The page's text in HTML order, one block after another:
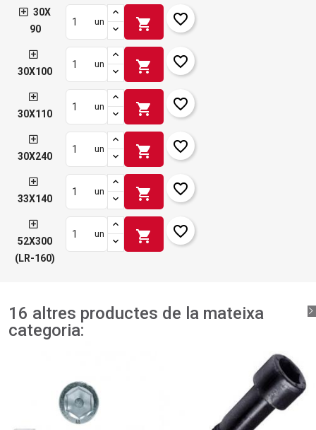
30X
90
un shopping_cart favorite_border
30X100
un shopping_cart favorite_border
30X110
un shopping_cart favorite_border
30X240
un shopping_cart favorite_border
33X140
un shopping_cart favorite_border
52X300
(LR-160)
un shopping_cart favorite_border
16 altres productes de la mateixa
categoria: